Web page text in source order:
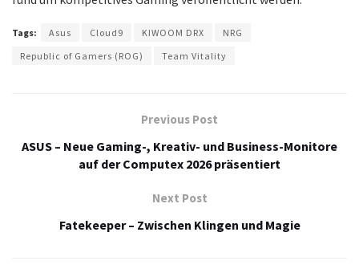
Tags: Asus Cloud9 KIWOOM DRX
NRG
Republic of Gamers (ROG)
Team Vitality
Previous Post
ASUS – Neue Gaming-, Kreativ- und Business-Monitore
auf der Computex 2026 präsentiert
Next Post
Fatekeeper – Zwischen Klingen und Magie